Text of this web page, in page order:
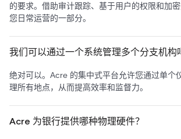
的要求。借助审计跟踪、基于用户的权限和加
您日常运营的一部分。
我们可以通过一个系统管理多个分支机构
绝对可以。Acre 的集中式平台允许您通过单个
理所有地点，从而提高效率和监督力。
Acre 为银行提供哪种物理硬件？